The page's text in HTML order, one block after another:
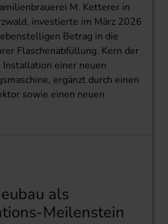
M. Ketterer in
investierte im März 2026
Betrag in die
Flaschenabfüllung. Kern der
einer neuen
ergänzt durch einen
sowie einen neuen
als
Meilenstein